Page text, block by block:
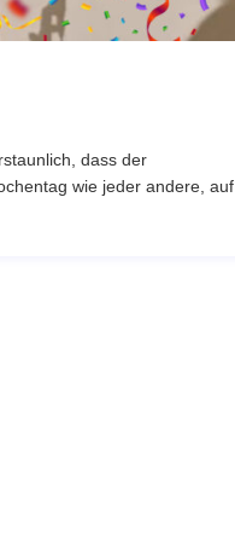
dass der
wie jeder andere, auf